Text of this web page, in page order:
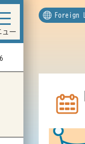
ュー
Foreign